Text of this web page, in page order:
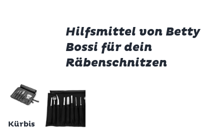
Hilfsmittel von Betty
Bossi für dein
Räbenschnitzen
Betty Bossi
Kürbis